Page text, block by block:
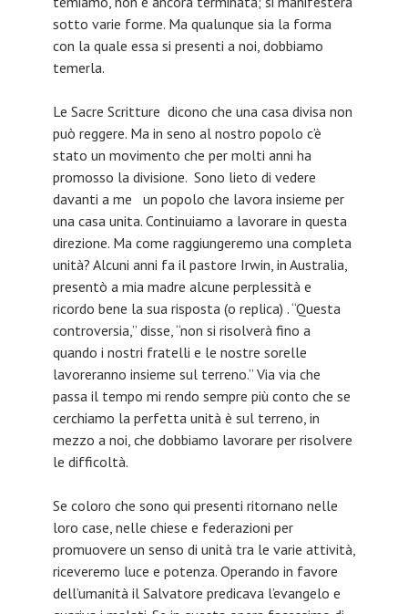
sotto varie forme. Ma qualunque sia la forma
con la quale essa si presenti a noi, dobbiamo
temerla.
Le Sacre Scritture dicono che una casa divisa non
può reggere. Ma in seno al nostro popolo c’è
stato un movimento che per molti anni ha
promosso la divisione. Sono lieto di vedere
davanti a me un popolo che lavora insieme per
una casa unita. Continuiamo a lavorare in questa
direzione. Ma come raggiungeremo una completa
unità? Alcuni anni fa il pastore Irwin, in Australia,
presentò a mia madre alcune perplessità e
ricordo bene la sua risposta (o replica) . “Questa
controversia,” disse, “non si risolverà fino a
quando i nostri fratelli e le nostre sorelle
lavoreranno insieme sul terreno.” Via via che
passa il tempo mi rendo sempre più conto che se
cerchiamo la perfetta unità è sul terreno, in
mezzo a noi, che dobbiamo lavorare per risolvere
le difficoltà.
Se coloro che sono qui presenti ritornano nelle
loro case, nelle chiese e federazioni per
promuovere un senso di unità tra le varie attività,
riceveremo luce e potenza. Operando in favore
dell’umanità il Salvatore predicava l’evangelo e